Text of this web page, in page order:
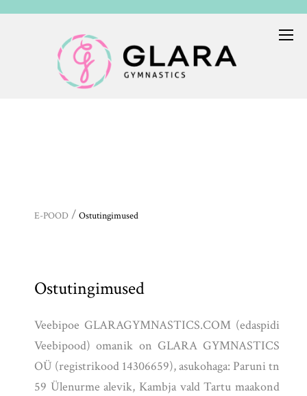
E-POOD / Ostutingimused
Ostutingimused
Veebipoe GLARAGYMNASTICS.COM (edaspidi
Veebipood) omanik on GLARA GYMNASTICS
OÜ (registrikood 14306659), asukohaga: Paruni tn
59 Ülenurme alevik, Kambja vald Tartu maakond